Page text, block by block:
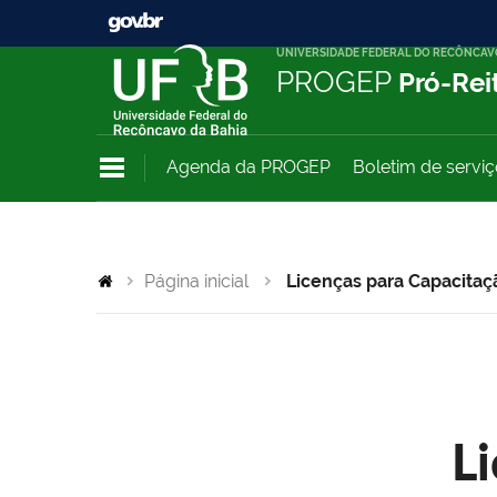
UNIVERSIDADE FEDERAL DO
PROGEP Pró-
Agenda da PROGEP Boletim de
Página inicial Licenças para